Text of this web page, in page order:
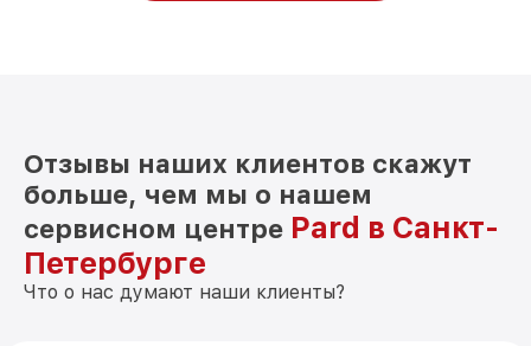
Отзывы наших клиентов скажут
больше, чем мы о нашем
сервисном центре Pard в Санкт-
Петербурге
Что о нас думают наши клиенты?